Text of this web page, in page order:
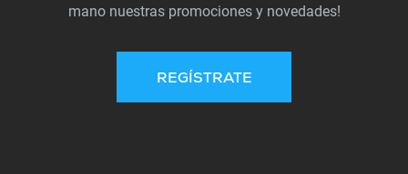
mano nuestras promociones y novedades!
REGÍSTRATE